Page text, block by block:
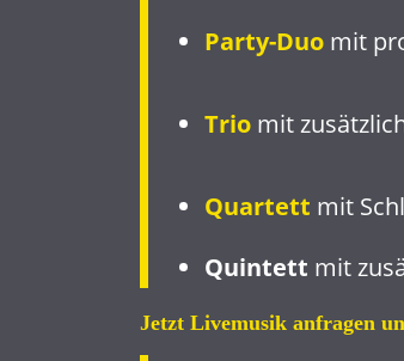
Party-Duomit
Triomit
Quartett mit
Quintett mit
Jetzt Livemusik anfragen